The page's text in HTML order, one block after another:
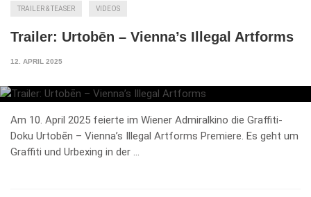
TRAILER & TEASER VIDEOS
Trailer: Urtobēn – Vienna’s Illegal Artforms
12. APRIL 2025
Am 10. April 2025 feierte im Wiener Admiralkino die Graffiti-
Doku Urtobēn – Vienna’s Illegal Artforms Premiere. Es geht um
Graffiti und Urbexing in der …